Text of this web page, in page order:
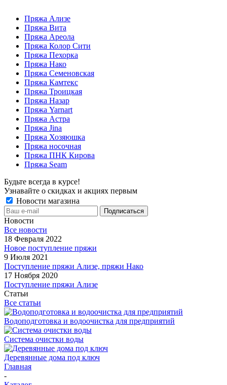
Пряжа Ализе
Пряжа Вита
Пряжа Ареола
Пряжа Колор Сити
Пряжа Пехорка
Пряжа Нако
Пряжа Семеновская
Пряжа Камтекс
Пряжа Троицкая
Пряжа Назар
Пряжа Yarnart
Пряжа Астра
Пряжа Jina
Пряжа Хозяюшка
Пряжа носочная
Пряжа ПНК Кирова
Пряжа Seam
Будьте всегда в курсе!
Узнавайте о скидках и акциях первым
Новости магазина
Новости
Все новости
18 Февраля 2022
Новое поступление пряжи
9 Июля 2021
Поступление пряжи Ализе, пряжи Нако
17 Ноября 2020
Поступление пряжи Ализе
Статьи
Все статьи
Водоподготовка и водоочистка для предприятий
Система очистки воды
Деревянные дома под ключ
Главная
-